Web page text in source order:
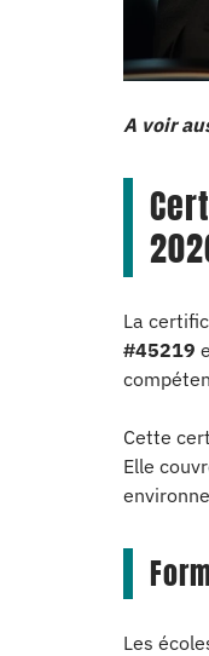
A voir
La
#45219
Cette
Elle
Les